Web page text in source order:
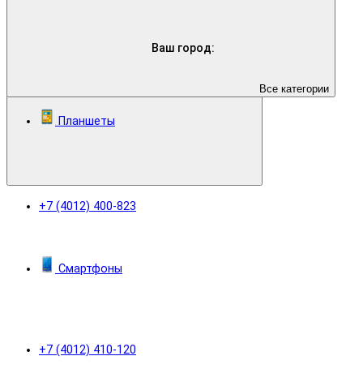
Ваш город:
+7 (4012) 400-823
+7 (4012) 410-120
Все категории
Планшеты
Смартфоны